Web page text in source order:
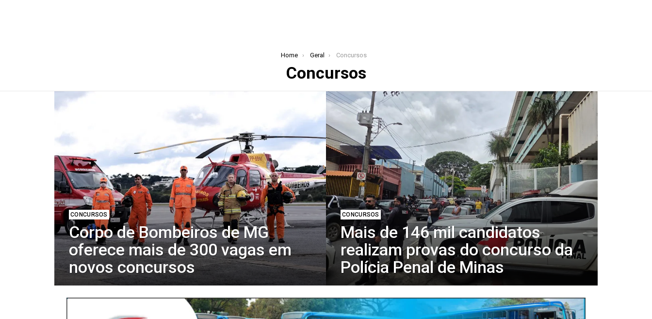
Home Geral Concursos
Concursos
Latest
CONCURSOS
Corpo de Bombeiros de MG
oferece mais de 300 vagas em
novos concursos
CONCURSOS
Mais de 146 mil candidatos
realizam provas do concurso da
Polícia Penal de Minas